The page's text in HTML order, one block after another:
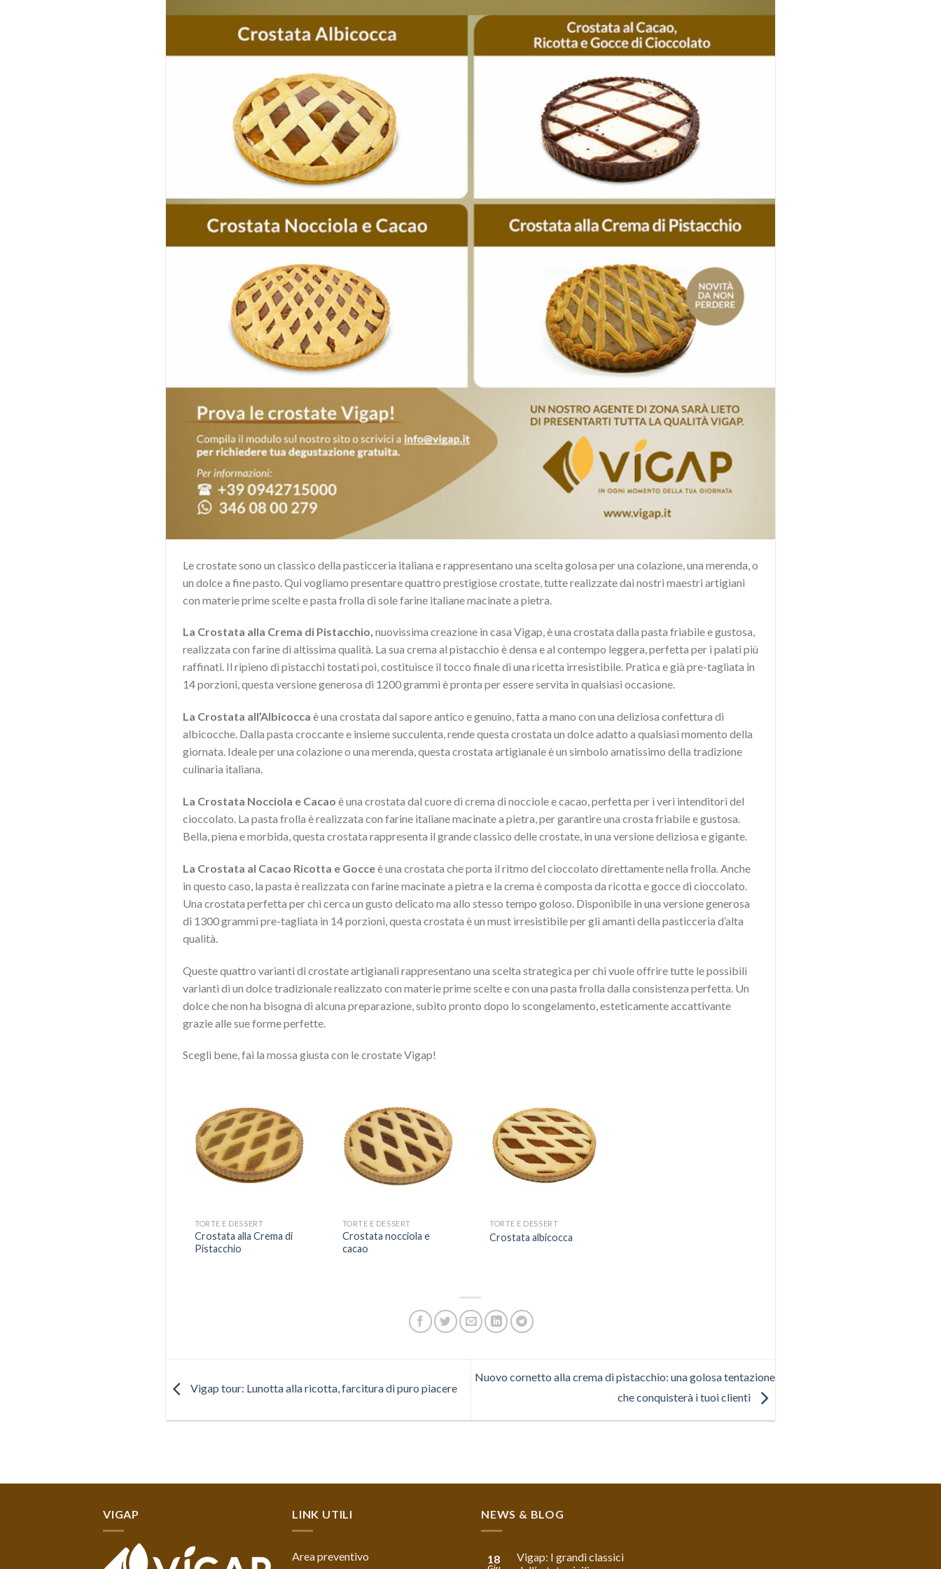
Le crostate sono un classico della pasticceria italiana e rappresentano una scelta golosa per una colazione, una merenda, o
un dolce a fine pasto. Qui vogliamo presentare quattro prestigiose crostate, tutte realizzate dai nostri maestri artigiani
con materie prime scelte e pasta frolla di sole farine italiane macinate a pietra.
La Crostata alla Crema di Pistacchio, nuovissima creazione in casa Vigap, è una crostata dalla pasta friabile e gustosa,
realizzata con farine di altissima qualità. La sua crema al pistacchio è densa e al contempo leggera, perfetta per i palati più
raffinati. Il ripieno di pistacchi tostati poi, costituisce il tocco finale di una ricetta irresistibile. Pratica e già pre-tagliata in
14 porzioni, questa versione generosa di 1200 grammi è pronta per essere servita in qualsiasi occasione.
La Crostata all’Albicocca è una crostata dal sapore antico e genuino, fatta a mano con una deliziosa confettura di
albicocche. Dalla pasta croccante e insieme succulenta, rende questa crostata un dolce adatto a qualsiasi momento della
giornata. Ideale per una colazione o una merenda, questa crostata artigianale è un simbolo amatissimo della tradizione
culinaria italiana.
La Crostata Nocciola e Cacao è una crostata dal cuore di crema di nocciole e cacao, perfetta per i veri intenditori del
cioccolato. La pasta frolla è realizzata con farine italiane macinate a pietra, per garantire una crosta friabile e gustosa.
Bella, piena e morbida, questa crostata rappresenta il grande classico delle crostate, in una versione deliziosa e gigante.
La Crostata al Cacao Ricotta e Gocceè una crostata che porta il ritmo del cioccolato direttamente nella frolla. Anche
in questo caso, la pasta è realizzata con farine macinate a pietra e la crema è composta da ricotta e gocce di cioccolato.
Una crostata perfetta per chi cerca un gusto delicato ma allo stesso tempo goloso. Disponibile in una versione generosa
di 1300 grammi pre-tagliata in 14 porzioni, questa crostata è un must irresistibile per gli amanti della pasticceria d’alta
qualità.
Queste quattro varianti di crostate artigianali rappresentano una scelta strategica per chi vuole offrire tutte le possibili
varianti di un dolce tradizionale realizzato con materie prime scelte e con una pasta frolla dalla consistenza perfetta. Un
dolce che non ha bisogna di alcuna preparazione, subito pronto dopo lo scongelamento, esteticamente accattivante
grazie alle sue forme perfette.
Scegli bene, fai la mossa giusta con le crostate Vigap!
Aggiungi
alla lista
dei
desideri
TORTE E DESSERT
Crostata alla Crema di
Pistacchio
Aggiungi
alla lista
dei
desideri
TORTE E DESSERT
Crostata nocciola e
cacao
Aggiungi
alla lista
dei
desideri
TORTE E DESSERT
Crostata albicocca
Vigap tour: Lunotta alla ricotta, farcitura di puro piacere
Nuovo cornetto alla crema di pistacchio: una golosa tentazione
che conquisterà i tuoi clienti
VIGAP LINK UTILI
Area preventivo
NEWS & BLOG
18
Vigap: I grandi classici